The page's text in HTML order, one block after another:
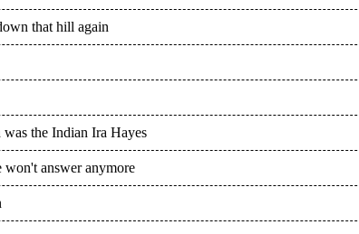
that hill again
the Indian Ira Hayes
answer anymore